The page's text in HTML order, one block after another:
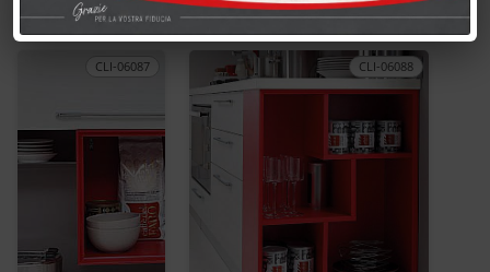
CLI-06087 CLI-06088